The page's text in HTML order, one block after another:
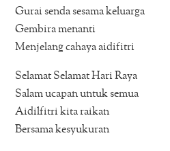
Gurai senda sesama keluarga
Gembira menanti
Menjelang cahaya aidifitri
Selamat Selamat Hari Raya
Salam ucapan untuk semua
Aidilfitri kita raikan
Bersama kesyukuran